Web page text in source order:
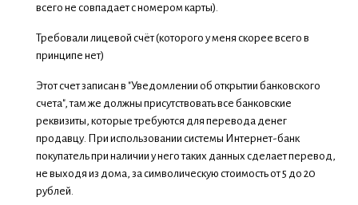
всего не совпадает с номером карты).
Требовали лицевой счёт (которого у меня скорее всего в
принципе нет)
Этот счет записан в "Уведомлении об открытии банковского
счета", там же должны присутствовать все банковские
реквизиты, которые требуются для перевода денег
продавцу. При использовании системы Интернет-банк
покупатель при наличии у него таких данных сделает перевод,
не выходя из дома, за символическую стоимость от 5 до 20
рублей.